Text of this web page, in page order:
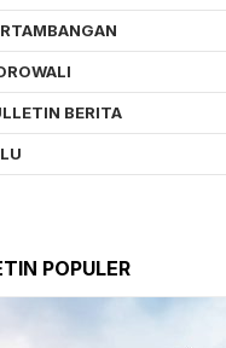
BERITA
POPULER